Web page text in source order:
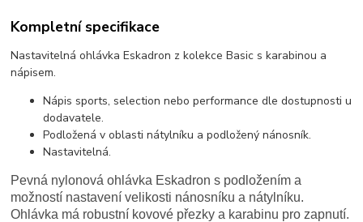
Kompletní specifikace
Nastavitelná ohlávka Eskadron z kolekce Basic s karabinou a
nápisem.
Nápis sports, selection nebo performance dle dostupnosti u
dodavatele.
Podložená v oblasti nátylníku a podložený nánosník.
Nastavitelná.
Pevná nylonová ohlávka Eskadron s podložením a
možností nastavení velikosti nánosníku a nátylníku.
Ohlávka má robustní kovové přezky a karabinu pro zapnutí.